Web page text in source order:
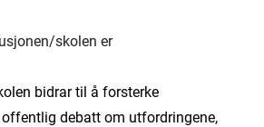
skolen er
bidrar til å forsterke
debatt om utfordringene,